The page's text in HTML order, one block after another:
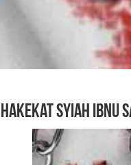
Hakekat Syiah Ibnu